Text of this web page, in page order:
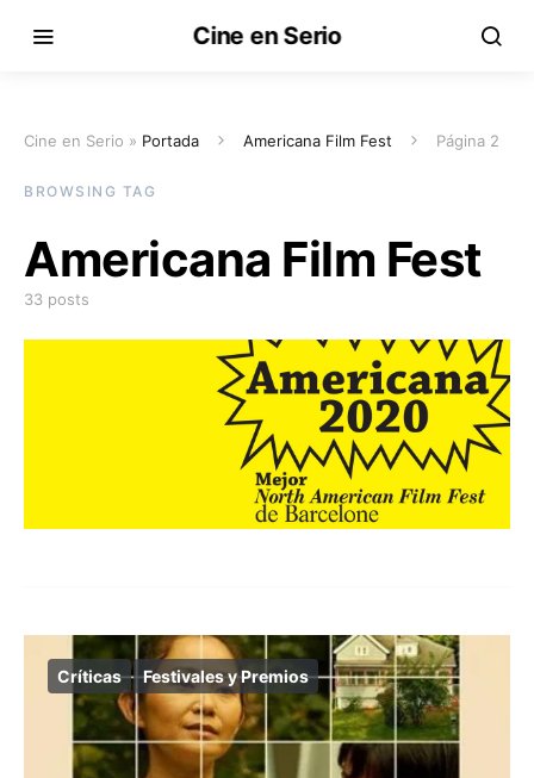
Cine en Serio
Cine en Serio » Portada Americana Film Fest Página 2
BROWSING TAG
Americana Film Fest
33 posts
Críticas Festivales y Premios